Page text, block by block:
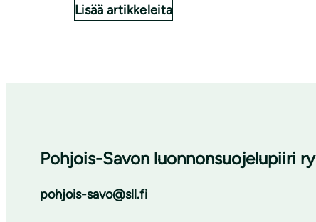
Lisää artikkeleita
Pohjois-Savon luonnon­suojelu­piiri ry
pohjois-savo@sll.fi